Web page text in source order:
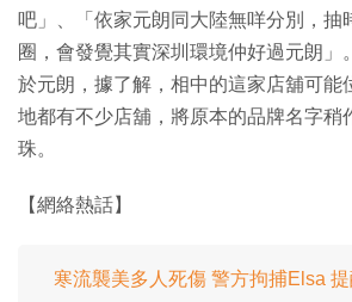
吧」、「依家元朗同大陸無咩分別，抽
圈，會發覺其實深圳環境仲好過元朗」
於元朗，據了解，相中的這家店舖可能
地都有不少店舖，將原本的品牌名字稍
珠。
【網絡熱話】
寒流襲美多人死傷 警方拘捕Elsa